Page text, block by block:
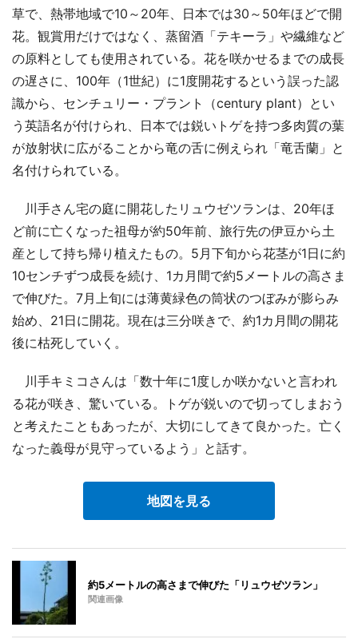
草で、熱帯地域で10～20年、日本では30～50年ほどで開
花。観賞用だけではなく、蒸留酒「テキーラ」や繊維など
の原料としても使用されている。花を咲かせるまでの成長
の遅さに、100年（1世紀）に1度開花するという誤った認
識から、センチュリー・プラント（century plant）とい
う英語名が付けられ、日本では鋭いトゲを持つ多肉質の葉
が放射状に広がることから竜の舌に例えられ「竜舌蘭」と
名付けられている。
川手さん宅の庭に開花したリュウゼツランは、20年ほ
ど前に亡くなった祖母が約50年前、旅行先の伊豆から土
産として持ち帰り植えたもの。5月下旬から花茎が1日に約
10センチずつ成長を続け、1カ月間で約5メートルの高さま
で伸びた。7月上旬には薄黄緑色の筒状のつぼみが膨らみ
始め、21日に開花。現在は三分咲きで、約1カ月間の開花
後に枯死していく。
川手キミコさんは「数十年に1度しか咲かないと言われ
る花が咲き、驚いている。トゲが鋭いので切ってしまおう
と考えたこともあったが、大切にしてきて良かった。亡く
なった義母が見守っているよう」と話す。
地図を見る
約5メートルの高さまで伸びた「リュウゼツラン」
関連画像